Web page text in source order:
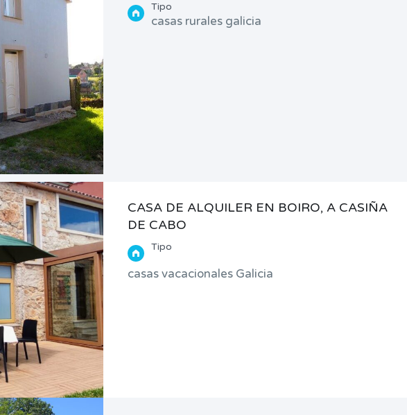
Tipo
casas rurales galicia
CASA DE ALQUILER EN BOIRO, A CASIÑA
DE CABO
Tipo
casas vacacionales Galicia